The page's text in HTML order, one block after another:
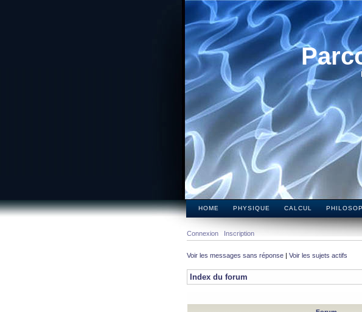
HOME PHYSIQUE CALCUL
Connexion Inscription
Voir les messages sans réponse | Voir les sujets actifs
Index du forum